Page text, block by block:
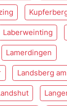
Laberweinting
Lamerdingen
Landsberg